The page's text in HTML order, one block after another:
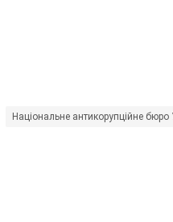
Національне антикорупційне